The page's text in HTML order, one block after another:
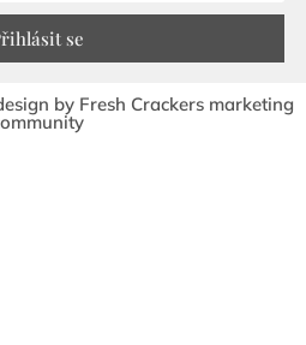
se
by Fresh Crackers marketing